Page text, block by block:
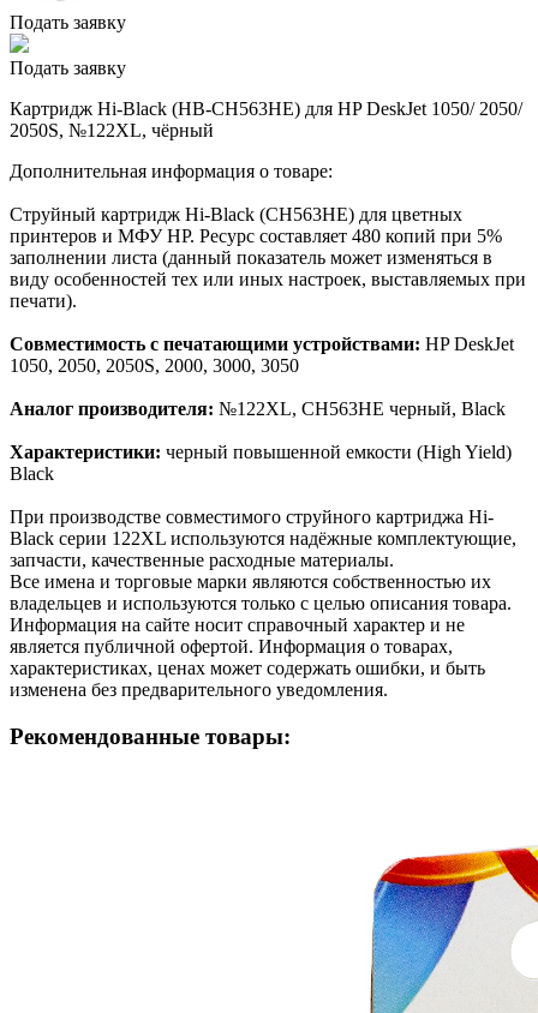
Подать заявку
Подать заявку
Картридж Hi-Black (HB-CH563HE) для HP DeskJet 1050/ 2050/
2050S, №122XL, чёрный
Дополнительная информация о товаре:
Струйный картридж Hi-Black (CH563HE) для цветных
принтеров и МФУ HP. Ресурс составляет 480 копий при 5%
заполнении листа (данный показатель может изменяться в
виду особенностей тех или иных настроек, выставляемых при
печати).
Совместимость с печатающими устройствами: HP DeskJet
1050, 2050, 2050S, 2000, 3000, 3050
Аналог производителя: №122XL, CH563HE черный, Black
Характеристики: черный повышенной емкости (High Yield)
Black
При производстве совместимого струйного картриджа Hi-
Black серии 122XL используются надёжные комплектующие,
запчасти, качественные расходные материалы.
Все имена и торговые марки являются собственностью их
владельцев и используются только с целью описания товара.
Информация на сайте носит справочный характер и не
является публичной офертой. Информация о товарах,
характеристиках, ценах может содержать ошибки, и быть
изменена без предварительного уведомления.
Рекомендованные товары: